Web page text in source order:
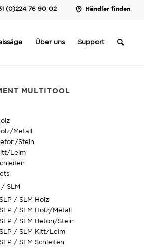
(0)224 76 90 02 Händler finden
Über uns Support
MULTITOOL
Metall
Stein
Leim
SLM
/ SLM Holz
/ SLM Holz/Metall
/ SLM Beton/Stein
/ SLM Kitt/Leim
/ SLM Schleifen